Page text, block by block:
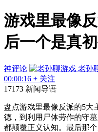
游戏里最像
后一个是真初
神评论 老孙
00:00:16 + 关注
17173 新闻导语
盘点游戏里最像反派的5大
德，到利用尸体劳作的守
都颠覆正义认知。最后那